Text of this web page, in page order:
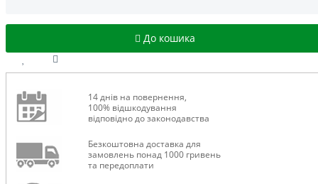
До кошика
14 днів на повернення,
100% відшкодування
відповідно до законодавства
Безкоштовна доставка для
замовлень понад 1000 гривень
та передоплати